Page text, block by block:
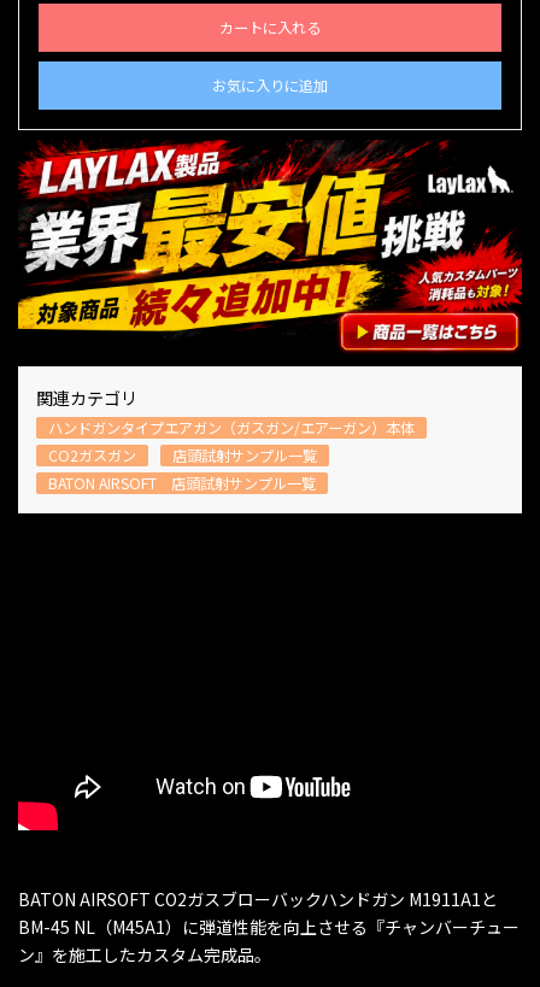
カートに入れる
お気に入りに追加
関連カテゴリ
ハンドガンタイプエアガン（ガスガン/エアーガン）本体
CO2ガスガン
店頭試射サンプル一覧
BATON AIRSOFT 店頭試射サンプル一覧
BATON AIRSOFT CO2ガスブローバックハンドガン M1911A1と
BM-45 NL（M45A1）に弾道性能を向上させる『チャンバーチュー
ン』を施工したカスタム完成品。